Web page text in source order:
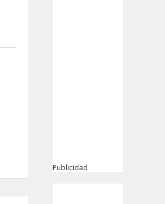
Publicidad